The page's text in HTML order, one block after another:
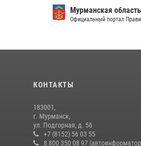
Мурманская область
Официальный портал
КОНТАКТЫ
183001,
г. Мурманск,
ул. Подгорная, д. 56
+7 (8152) 56 03 55
8 800 350 08 97